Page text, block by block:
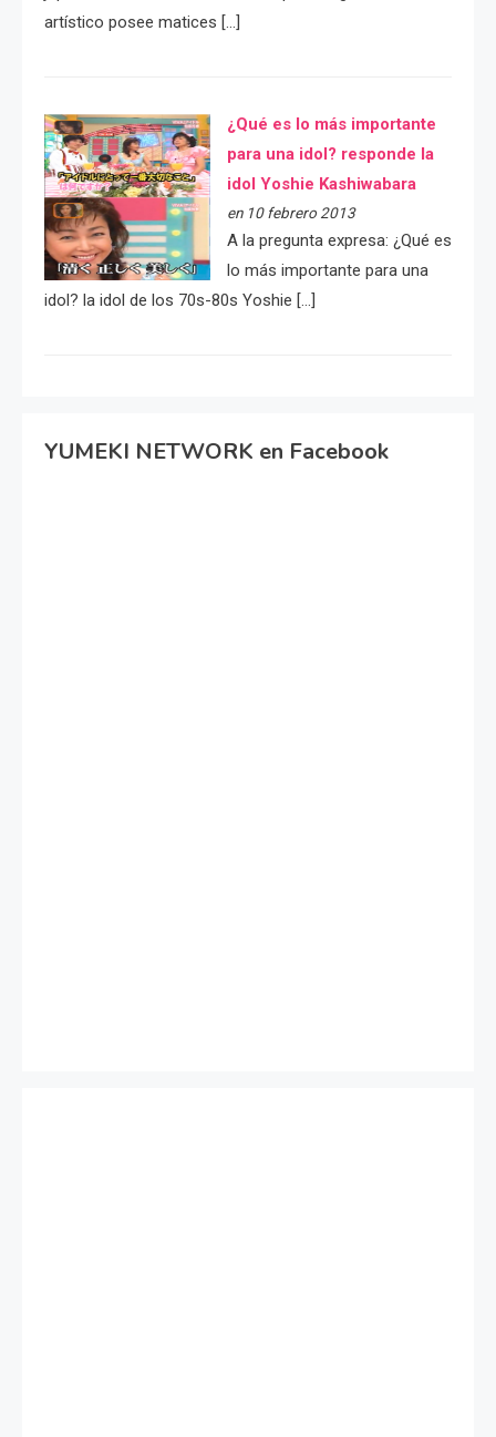
artístico posee matices […]
¿Qué es lo más importante
para una idol? responde la
idol Yoshie Kashiwabara
en 10 febrero 2013
A la pregunta expresa: ¿Qué es
lo más importante para una
idol? la idol de los 70s-80s Yoshie […]
YUMEKI NETWORK en Facebook